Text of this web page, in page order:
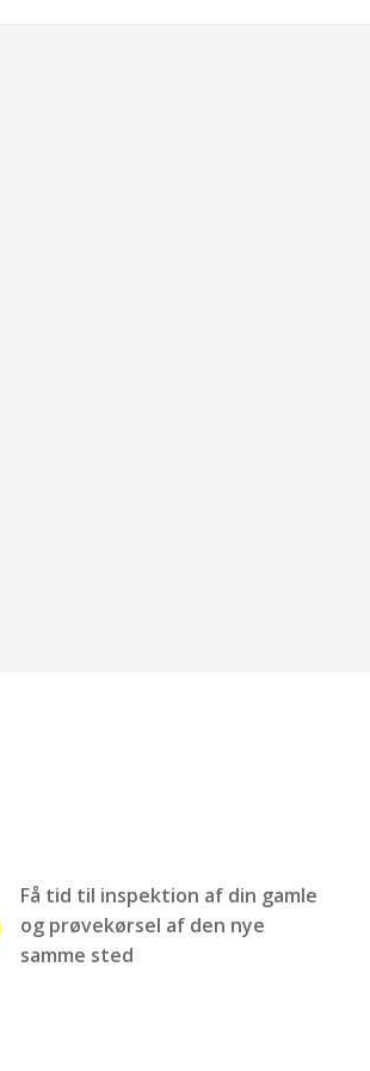
Få tid til inspektion af din gamle
og prøvekørsel af den nye
samme sted